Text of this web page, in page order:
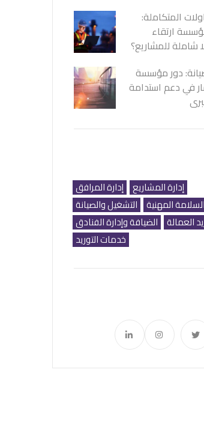
المتكاملة:
ارتقاء
شاملة للمشاريع؟
دور مؤسسة
في دعم استدامة
إدارة المرافق إدارة المشاريع
التشغيل والصيانة السلامة المهنية
الضيافة وإدارة الفنادق العمالة
خدمات التوريد